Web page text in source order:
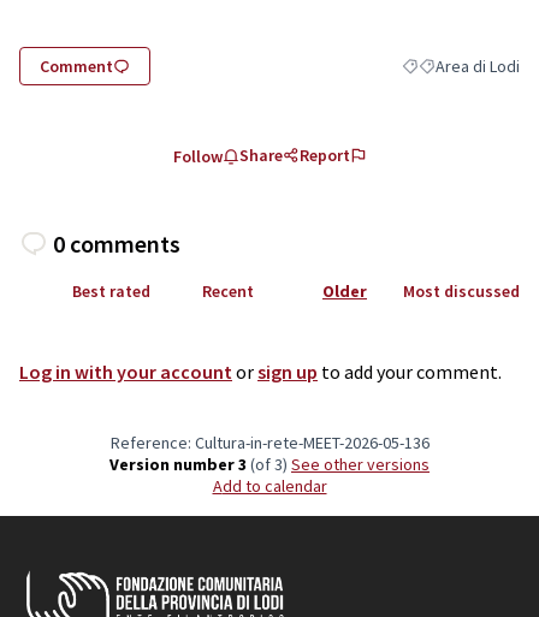
Comment Filter results for
Filter results for
Area di Lodi
Follow Share Report
0 comments
Best rated Recent Older Most discussed
Log in with your account orsign up to add your comment.
Reference: Cultura-in-rete-MEET-2026-05-136
Version number 3 (of 3)
see other versions
Add to calendar